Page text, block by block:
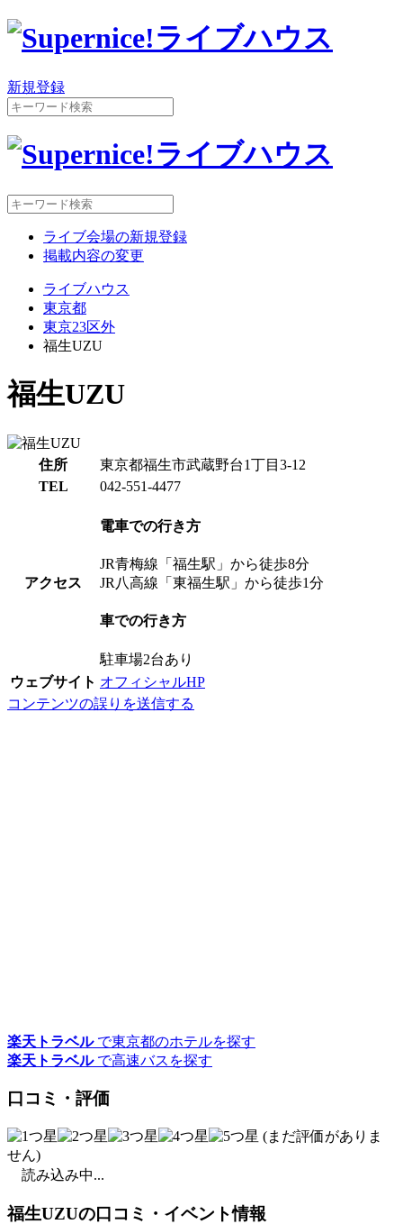
新規登録
ライブ会場の新規登録
掲載内容の変更
ライブハウス
東京都
東京23区外
福生UZU
福生UZU
住所
東京都福生市武蔵野台1丁目3-12
TEL
042-551-4477
アクセス
電車での行き方
JR青梅線「福生駅」から徒歩8分
JR八高線「東福生駅」から徒歩1分
車での行き方
駐車場2台あり
ウェブサイト オフィシャルHP
コンテンツの誤りを送信する
楽天トラベルで東京都のホテルを探す
楽天トラベルで高速バスを探す
口コミ・評価
(まだ評価がありま
せん)
読み込み中...
福生UZUの口コミ・イベント情報